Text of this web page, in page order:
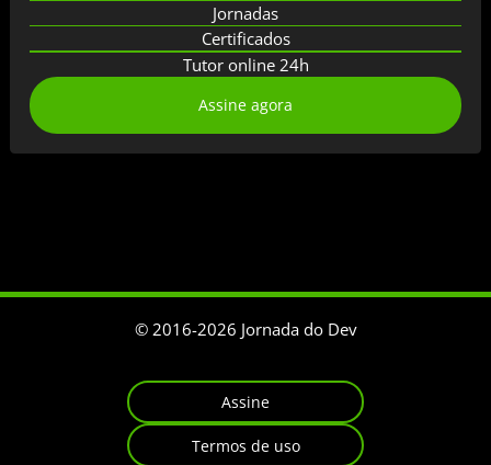
Jornadas
Certificados
Tutor online 24h
Assine agora
© 2016-2026 Jornada do Dev
Assine
Termos de uso